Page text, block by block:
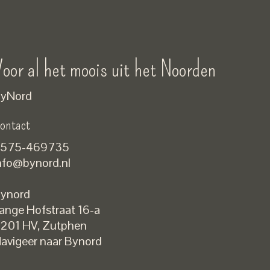
al het moois uit het Noorden
469735
Hofstraat 16-a
HV,Zutphen
naar Bynord